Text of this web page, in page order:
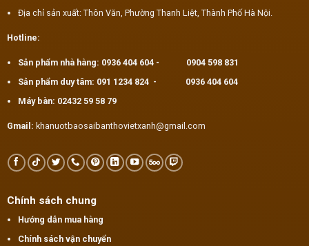
Địa chỉ sản xuất: Thôn Văn, Phường Thanh Liệt, Thành Phố Hà Nội.
Hotline:
Sản phẩm nhà hàng: 0936 404 604- 0904 598 831
Sản phẩm duy tâm: 091 1234 824 -
0936 404 604
Máy bàn: 02432 59 58 79
Gmail: khanuotbaosaibanthovietxanh@gmail.com
Chính sách chung
Hướng dẫn mua hàng
Chính sách vận chuyển